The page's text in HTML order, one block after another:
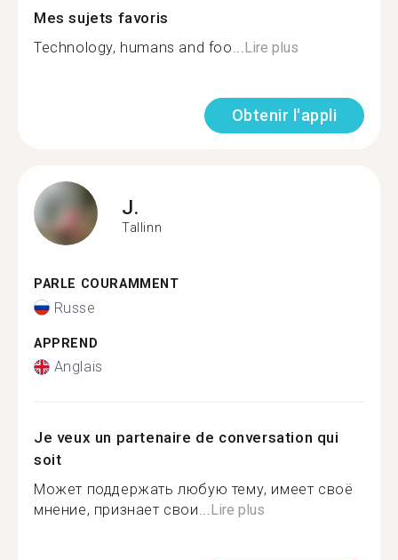
Mes sujets favoris
Technology, humans and foo...Lire plus
Obtenir l'appli
J.
Tallinn
PARLE COURAMMENT
Russe
APPREND
Anglais
Je veux un partenaire de conversation qui
soit
Может поддержать любую тему, имеет своё
мнение, признает свои...Lire plus